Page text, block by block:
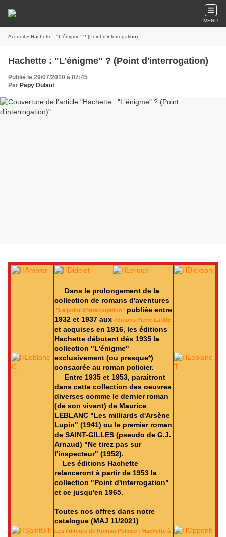
MENU
Accueil » Hachette : "L'énigme" ? (Point d'interrogation)
Hachette : "L'énigme" ? (Point d'interrogation)
Publié le 29/07/2010 à 07:45
Par Papy Dulaut
Dans le prolongement de la
collection de romans d'aventures
"Le point d'interrogation" publiée entre
1932 et 1937 aux éditions Pierre Lafitte
et acquises en 1916, les éditions
Hachette débutent dès 1935 la
collection "L'énigme"
exclusivement (ou presque*)
consacrée au roman policier.
Entre 1935 et 1953, paraitront
dans cette collection des oeuvres
diverses comme le dernier roman
(de son vivant) de Maurice
LEBLANC "Les milliards d'Arsène
Lupin" (1941) ou le premier roman
de SAINT-GILLES (pseudo de G.J.
Arnaud) "Ne tirez pas sur
l'inspecteur" (1952).
Les éditions Hachette
relanceront à partir de 1953 la
collection "Point d'interrogation"
et ce jusqu'en 1965.
Toutes nos offres dans notre
catalogue (MAJ 11/2021)
Les éditeurs de Roman Policier : Hachette à